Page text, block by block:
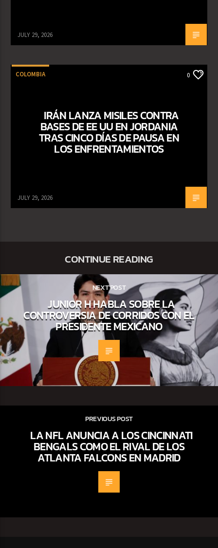
JULY 29, 2026
COLOMBIA 0
IRÁN LANZA MISILES CONTRA
BASES DE EE UU EN JORDANIA
TRAS CINCO DÍAS DE PAUSA EN
LOS ENFRENTAMIENTOS
JULY 29, 2026
CONTINUE READING
NEXT POST
JUNIOR H HABLA SOBRE LA
CONTROVERSIA DE CORRIDOS CON EL
PRESIDENTE MEXICANO
PREVIOUS POST
LA NFL ANUNCIA A LOS CINCINNATI
BENGALS COMO EL RIVAL DE LOS
ATLANTA FALCONS EN MADRID